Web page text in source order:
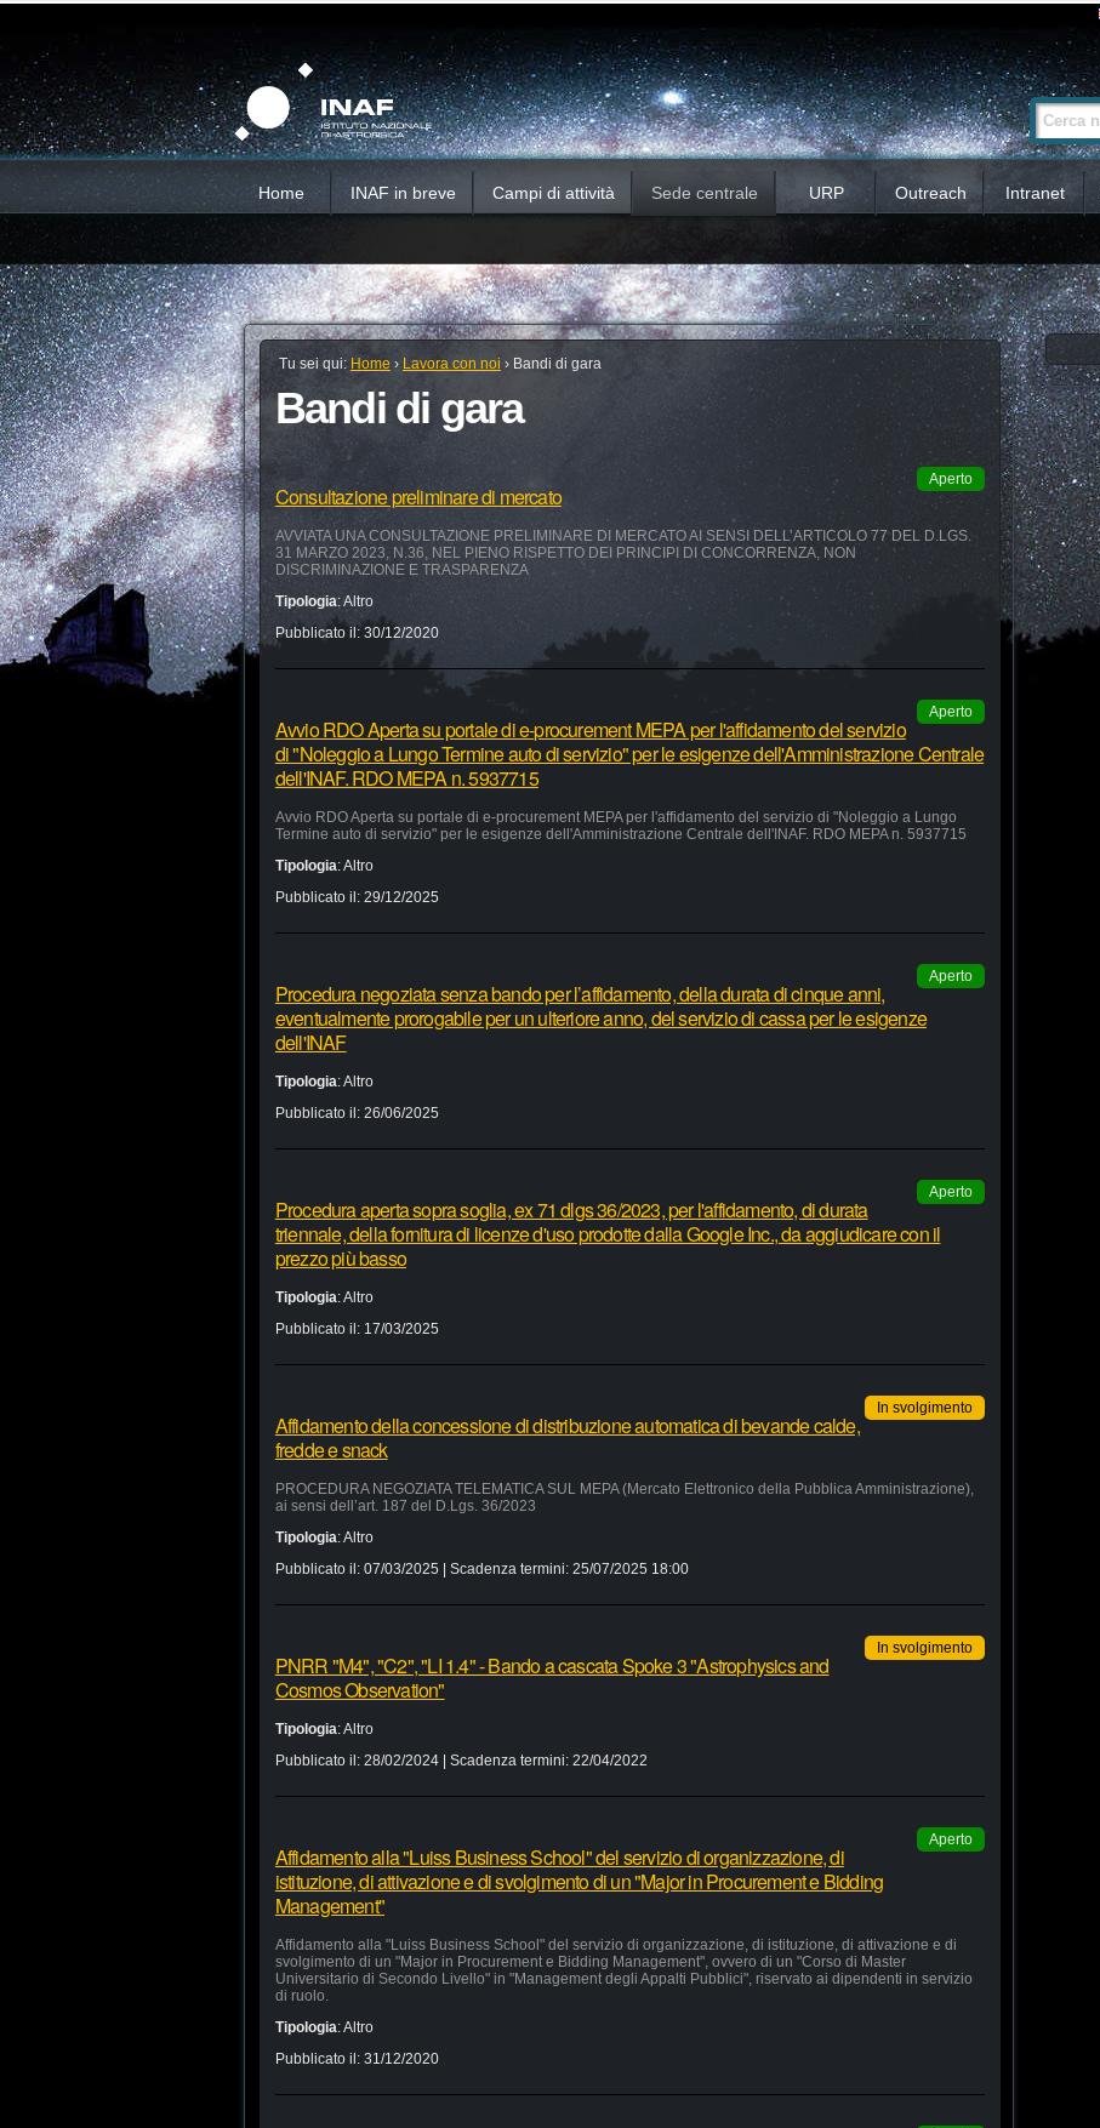
contenuti.
Salta
alla
navigazione
Cerca nel sito
Ricerca
avanzata…
Home INAF in breve Campi di attività Sede centrale URP Outreach Intranet
Tu sei qui: Home › Lavora con noi › Bandi di gara
Bandi di gara
Aperto
Consultazione preliminare di mercato
AVVIATA UNA CONSULTAZIONE PRELIMINARE DI MERCATO AI SENSI DELL’ARTICOLO 77 DEL D.LGS.
31 MARZO 2023, N.36, NEL PIENO RISPETTO DEI PRINCIPI DI CONCORRENZA, NON
DISCRIMINAZIONE E TRASPARENZA
Tipologia:Altro
Pubblicato il: 30/12/2020
Aperto
Avvio RDO Aperta su portale di e-procurement MEPA per l'affidamento del servizio
di "Noleggio a Lungo Termine auto di servizio" per le esigenze dell'Amministrazione Centrale
dell'INAF. RDO MEPA n. 5937715
Avvio RDO Aperta su portale di e-procurement MEPA per l'affidamento del servizio di "Noleggio a Lungo
Termine auto di servizio" per le esigenze dell'Amministrazione Centrale dell'INAF. RDO MEPA n. 5937715
Tipologia:Altro
Pubblicato il: 29/12/2025
Aperto
Procedura negoziata senza bando per l’affidamento, della durata di cinque anni,
eventualmente prorogabile per un ulteriore anno, del servizio di cassa per le esigenze
dell'INAF
Tipologia:Altro
Pubblicato il: 26/06/2025
Aperto
Procedura aperta sopra soglia, ex 71 dlgs 36/2023, per l'affidamento, di durata
triennale, della fornitura di licenze d'uso prodotte dalla Google Inc., da aggiudicare con il
prezzo più basso
Tipologia:Altro
Pubblicato il: 17/03/2025
In svolgimento
Affidamento della concessione di distribuzione automatica di bevande calde,
fredde e snack
PROCEDURA NEGOZIATA TELEMATICA SUL MEPA (Mercato Elettronico della Pubblica Amministrazione),
ai sensi dell’art. 187 del D.Lgs. 36/2023
Tipologia:Altro
Pubblicato il: 07/03/2025 | Scadenza termini: 25/07/2025 18:00
In svolgimento
PNRR "M4", "C2", "LI 1.4" - Bando a cascata Spoke 3 "Astrophysics and
Cosmos Observation"
Tipologia:Altro
Pubblicato il: 28/02/2024| Scadenza termini: 22/04/2022
Aperto
Affidamento alla "Luiss Business School" del servizio di organizzazione, di
istituzione, di attivazione e di svolgimento di un "Major in Procurement e Bidding
Management"
Affidamento alla "Luiss Business School" del servizio di organizzazione, di istituzione, di attivazione e di
svolgimento di un "Major in Procurement e Bidding Management", ovvero di un "Corso di Master
Universitario di Secondo Livello" in "Management degli Appalti Pubblici", riservato ai dipendenti in servizio
di ruolo.
Tipologia:Altro
Pubblicato il: 31/12/2020